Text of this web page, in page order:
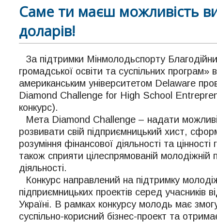
Саме ти маєш можливість
доларів!
За підтримки Мінмолодьспорту
громадської освіти та суспільних програм»
американським університетом Delaware
Diamond Challenge for High School
конкурс).
Мета Diamond Challenge – надати
розвивати свій підприємницький хист,
розуміння фінансової діяльності та
також сприяти цілеспрямованій молодіжній
діяльності.
Конкурс направлений на підтримку
підприємницьких проектів серед учасників
Україні. В рамках конкурсу молодь має
суспільно-корисний бізнес-проект та